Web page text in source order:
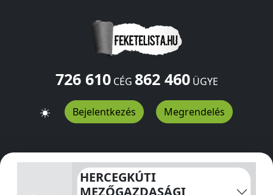
726 610CÉG 862 460ÜGYE
Bejelentkezés Megrendelés
HERCEGKÚTI MEZŐGAZDASÁGI SZÖVETKEZETPetőfi
HERCEGKÚTI
MEZŐGAZDASÁGI